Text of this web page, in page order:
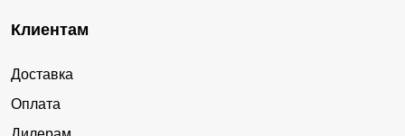
Клиентам
Доставка
Оплата